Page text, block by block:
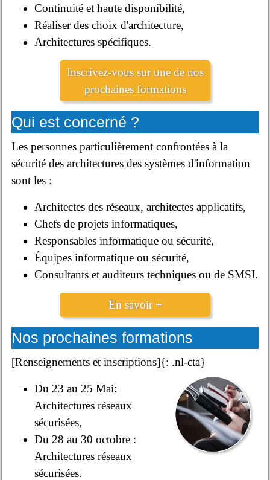
Continuité et haute disponibilité,
Réaliser des choix d'architecture,
Architectures spécifiques.
Inscrivez-vous sur une de nos
prochaines formations
Qui est concerné ?
Les personnes particulièrement confrontées à la
sécurité des architectures des systèmes d'information
sont les :
Architectes des réseaux, architectes applicatifs,
Chefs de projets informatiques,
Responsables informatique ou sécurité,
Équipes informatique ou sécurité,
Consultants et auditeurs techniques ou de SMSI.
En savoir +
Nos prochaines formations
[Renseignements et inscriptions]{: .nl-cta}
Du 23 au 25 Mai:
Architectures réseaux
sécurisées,
Du 28 au 30 octobre :
Architectures réseaux
sécurisées.